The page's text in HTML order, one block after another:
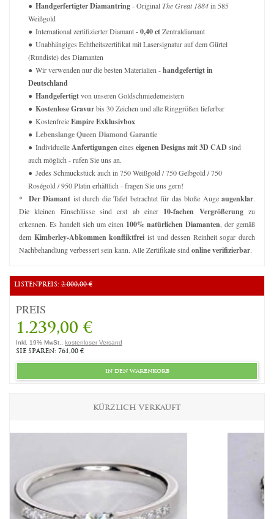
Handgerfertigter Diamantring- OriginalThe Great 1884in 585
Weißgold
International zertifizierter Diamant- 0,40 ctZentraldiamant
Unabhängiges Echtheitszertifikat mit Lasersignatur auf dem Gürtel
(Rundiste) des Diamanten
Wir verwenden nur die besten Materialien -handgefertigt in
Deutschland
Handgefertigtvon unseren Goldschmiedemeistern
Kostenlose Gravurbis 30 Zeichen und alle Ringgrößen lieferbar
KostenfreieEmpire Exklusivbox
Lebenslange Queen Diamond Garantie
IndividuelleAnfertigungeneines eigenen Designs mit 3D CADsind
auch möglich - rufen Sie uns an.
Jedes Schmuckstück auch in 750 Weißgold / 750 Gelbgold / 750
Roségold / 950 Platin erhältlich - fragen Sie uns gern!
* Der Diamant ist durch die Tafel betrachtet für das bloße Augeaugenklar.
Die kleinen Einschlüsse sind erst ab einer 10-fachen Vergrößerungzu
erkennen. Es handelt sich um einen 100% natürlichen Diamanten , der gemäß
dem Kimberley-Abkommen konfliktfrei ist und dessen Reinheit sogar durch
Nachbehandlung verbessert sein kann. Alle Zertifikate sindonline verifizierbar.
LISTENPREIS: 2.000,00 €
PREIS
1.239,00 €
Inkl. 19% MwSt., kostenloser Versand
SIE SPAREN: 761,00 €
in den warenkorb
KÜRZLICH VERKAUFT